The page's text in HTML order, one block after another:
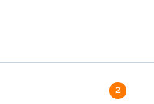
2